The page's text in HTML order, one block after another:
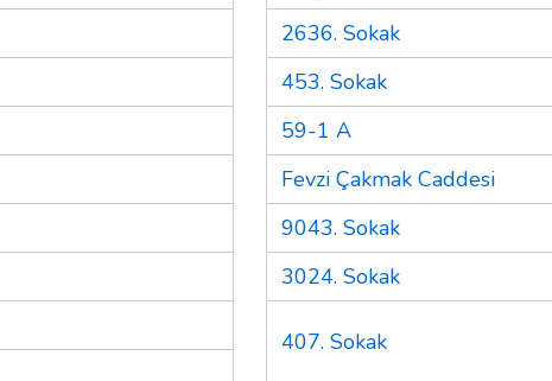
2636. Sokak
453. Sokak
59-1 A
Fevzi Çakmak Caddesi
9043. Sokak
3024. Sokak
407. Sokak